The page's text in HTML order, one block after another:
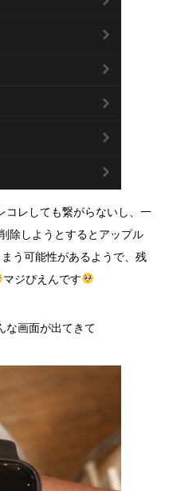
コレしても繋がらないし、一
除しようとするとアップル
う可能性があるようで、残
マジぴえんです
な画面が出てきて